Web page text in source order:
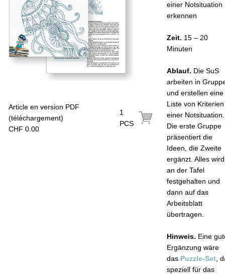
Article en version PDF
(téléchargement)
CHF 0.00
1
PCS
einer Notsituation
erkennen
Zeit. 15 – 20
Minuten
Ablauf. Die SuS
arbeiten in
und erstellen eine
Liste von Kriterien
einer Notsituation.
Die erste Gruppe
präsentiert die
Ideen, die Zweite
ergänzt. Alles wird
an der Tafel
festgehalten und
dann auf das
Arbeitsblatt
übertragen.
Hinweis. Eine
Ergänzung wäre
das Puzzle-Set ,
speziell für das